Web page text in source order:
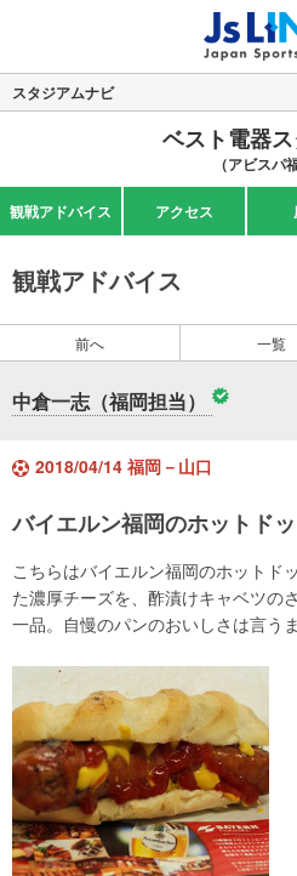
スタジアムナビ
ベスト電器
（アビスパ
観戦アドバイス アクセス
観戦アドバイス
前へ 一覧
中倉一志（福岡担当）
2018/04/14 福岡－山口
バイエルン福岡のホットド
こちらはバイエルン福岡のホットド
た濃厚チーズを、酢漬けキャベツの
一品。自慢のパンのおいしさは言う